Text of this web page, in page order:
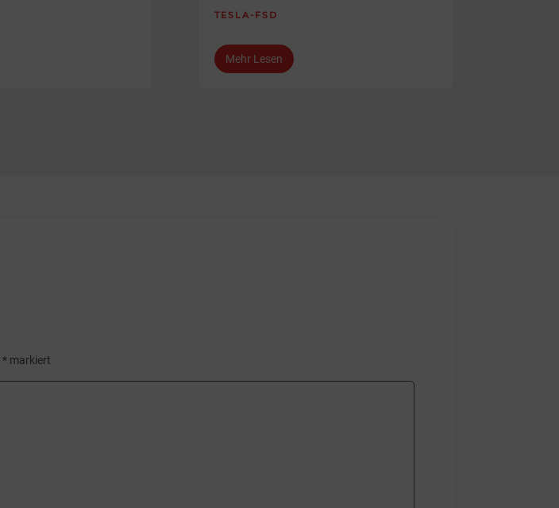
TESLA-FSD
Mehr Lesen
* markiert